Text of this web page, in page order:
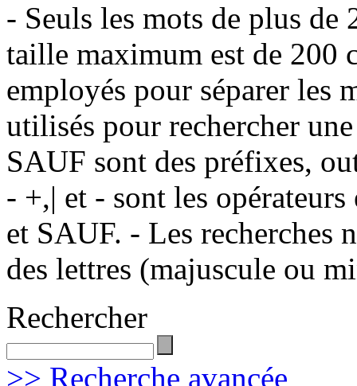
- Seuls les mots de plus de
taille maximum est de 200
employés pour séparer les
utilisés pour rechercher
SAUF sont des préfixes,
- +,| et - sont les
et SAUF. - Les recherches
des lettres (majuscule ou
Rechercher
>> Recherche avancée